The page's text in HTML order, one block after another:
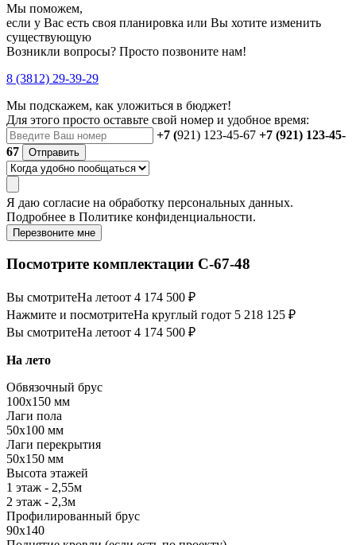
Мы поможем,
если у Вас есть своя планировка или Вы хотите изменить
существующую
Возникли вопросы? Просто позвоните нам!
8 (3812) 29-39-29
Мы подскажем, как уложиться в бюджет!
Для этого просто оставьте свой номер и удобное время:
+7 (921) 123-45-67 +7 (921) 123-45-
67
Отправить
Я даю согласие на обработку персональных данных.
Подробнее в Политике конфиденциальности.
Перезвоните мне
Посмотрите комплектации С-67-48
Вы смотритеНа летоот 4 174 500 ₽
Нажмите и посмотритеНа круглый годот 5 218 125 ₽
Вы смотритеНа летоот 4 174 500 ₽
На лето
Обвязочный брус
100х150 мм
Лаги пола
50х100 мм
Лаги перекрытия
50х150 мм
Высота этажей
1 этаж - 2,55м
2 этаж - 2,3м
Профилированный брус
90х140